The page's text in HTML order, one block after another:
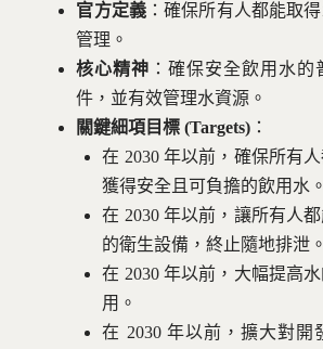
官方定義 ：確保所有人都能取
管理。
核心精神 ：確保安全飲用水
件，並有效管理水資源。
關鍵細項目標 (Targets) ：
在 2030 年以前，確保所有
獲得安全且可負擔的飲用水。
在 2030 年以前，讓所有人
的衛生設備，終止隨地排泄。
在 2030 年以前，大幅提高
用。
在 2030 年以前，擴大對開